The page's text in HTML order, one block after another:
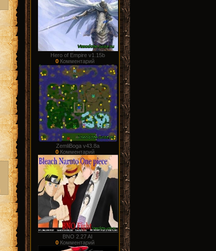
Hero of Empire v1.15b
0 Комментарий
ZemliBoga v43.8a
0 Комментарий
BNO 2.27 AI
0 Комментарий